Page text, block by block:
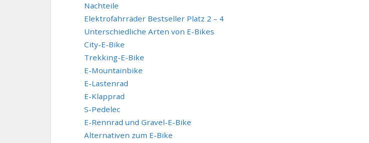
Nachteile
Elektrofahrräder Bestseller Platz 2 – 4
Unterschiedliche Arten von E-Bikes
City-E-Bike
Trekking-E-Bike
E-Mountainbike
E-Lastenrad
E-Klapprad
S-Pedelec
E-Rennrad und Gravel-E-Bike
Alternativen zum E-Bike